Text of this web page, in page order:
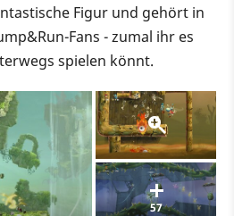
Figur und gehört in
Fans - zumal ihr es
spielen könnt.
57